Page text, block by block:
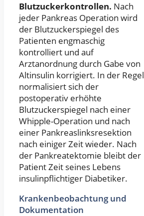
Blutzuckerkontrollen. Nach
jeder Pankreas Operation wird
der Blutzuckerspiegel des
Patienten engmaschig
kontrolliert und auf
Arztanordnung durch Gabe von
Altinsulin korrigiert. In der Regel
normalisiert sich der
postoperativ erhöhte
Blutzuckerspiegel nach einer
Whipple-Operation und nach
einer Pankreaslinksresektion
nach einiger Zeit wieder. Nach
der Pankreatektomie bleibt der
Patient Zeit seines Lebens
insulinpflichtiger Diabetiker.
Krankenbeobachtung und
Dokumentation